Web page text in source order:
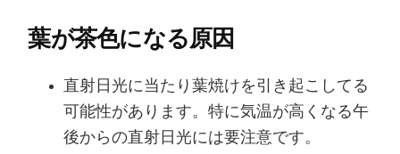
葉が茶色になる原因
直射日光に当たり葉焼けを引き起こしてる
可能性があります。特に気温が高くなる午
後からの直射日光には要注意です。